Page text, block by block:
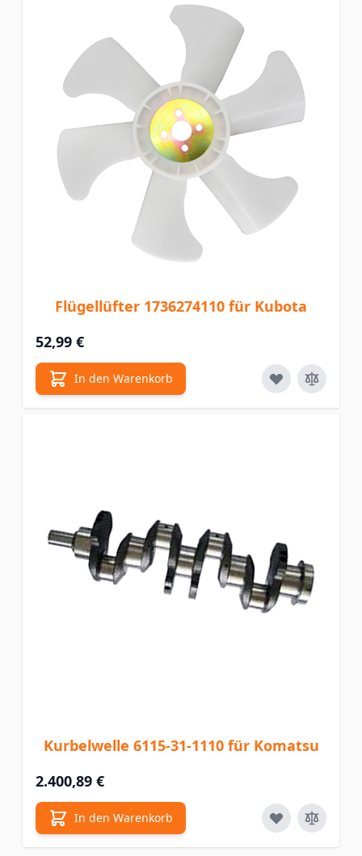
Flügellüfter 1736274110 für Kubota
52,99 €
In den Warenkorb
Kurbelwelle 6115-31-1110 für Komatsu
2.400,89 €
In den Warenkorb